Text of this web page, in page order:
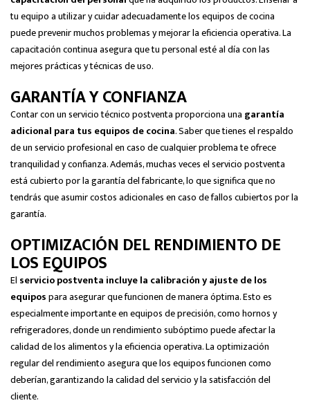
tu equipo a utilizar y cuidar adecuadamente los equipos de cocina
puede prevenir muchos problemas y mejorar la eficiencia operativa. La
capacitación continua asegura que tu personal esté al día con las
mejores prácticas y técnicas de uso.
GARANTÍA Y CONFIANZA
Contar con un servicio técnico postventa proporciona una garantía
adicional para tus equipos de cocina. Saber que tienes el respaldo
de un servicio profesional en caso de cualquier problema te ofrece
tranquilidad y confianza. Además, muchas veces el servicio postventa
está cubierto por la garantía del fabricante, lo que significa que no
tendrás que asumir costos adicionales en caso de fallos cubiertos por la
garantía.
OPTIMIZACIÓN DEL RENDIMIENTO DE
LOS EQUIPOS
El servicio postventa incluye la calibración y ajuste de los
equipospara asegurar que funcionen de manera óptima. Esto es
especialmente importante en equipos de precisión, como hornos y
refrigeradores, donde un rendimiento subóptimo puede afectar la
calidad de los alimentos y la eficiencia operativa. La optimización
regular del rendimiento asegura que los equipos funcionen como
deberían, garantizando la calidad del servicio y la satisfacción del
cliente.